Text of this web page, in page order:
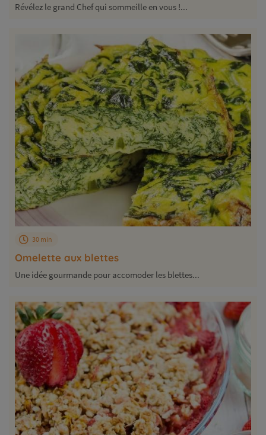
Révélez le grand Chef qui sommeille en vous !...
Omelette aux blettes
30 min
Une idée gourmande pour accomoder les blettes...